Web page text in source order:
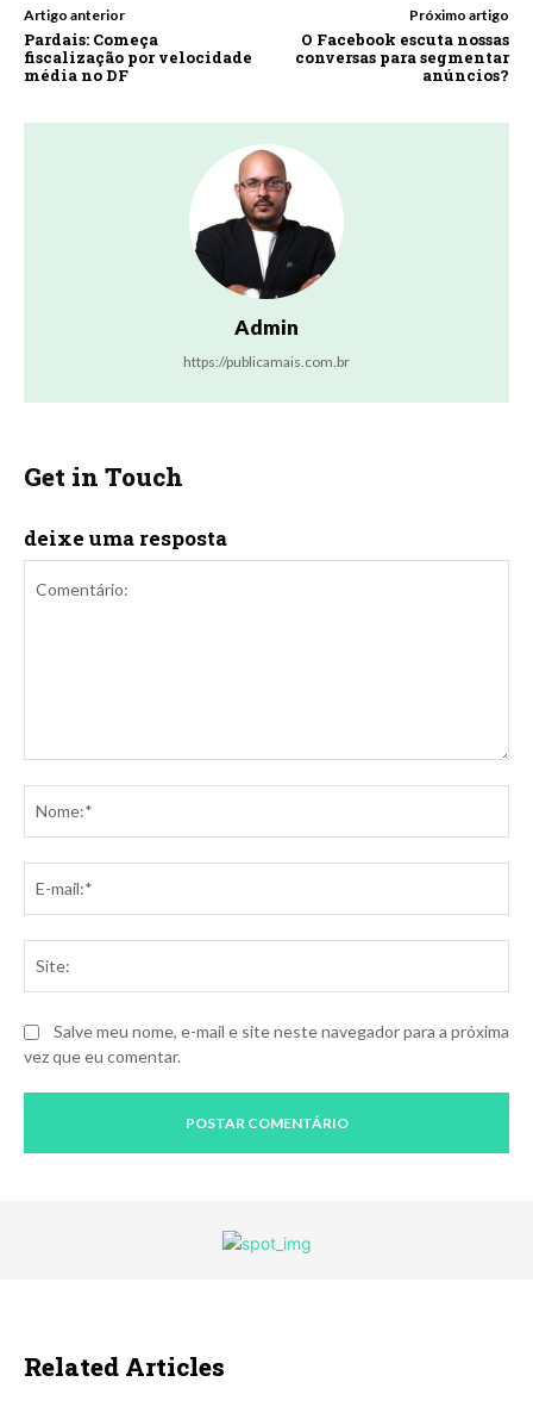
Artigo anterior
Pardais: Começa
fiscalização por velocidade
média no DF
Próximo artigo
O Facebook escuta nossas
conversas para segmentar
anúncios?
Admin
https://publicamais.com.br
Get in Touch
deixe uma resposta
Salve meu nome, e-mail e site neste navegador para a próxima
vez que eu comentar.
Related Articles